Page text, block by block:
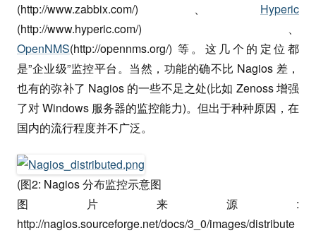
(http://www.zabbix.com/)、 Hyperic
(http://www.hyperic.com/)、
OpenNMS(http://opennms.org/) 等。这几个的定位都
是”企业级”监控平台。当然，功能的确不比 Nagios 差，
也有的弥补了 Nagios 的一些不足之处(比如 Zenoss 增强
了对 Windows 服务器的监控能力)。但出于种种原因，在
国内的流行程度并不广泛。
(图2: Nagios 分布监控示意图
图片来源:
http://nagios.sourceforge.net/docs/3_0/images/distribute